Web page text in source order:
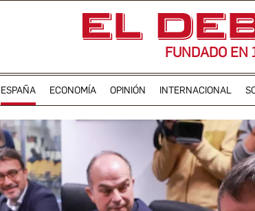
FUNDADO EN
ESPAÑA ECONOMÍA OPINIÓN INTERNACIONAL